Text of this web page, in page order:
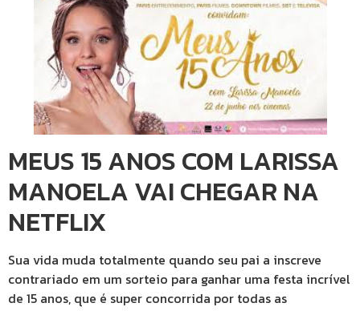
MEUS 15 ANOS COM LARISSA
MANOELA VAI CHEGAR NA
NETFLIX
Sua vida muda totalmente quando seu pai a inscreve
contrariado em um sorteio para ganhar uma festa incrível
de 15 anos, que é super concorrida por todas as